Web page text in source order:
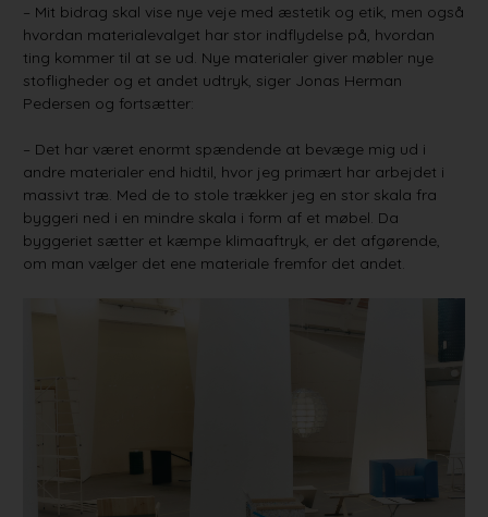
– Mit bidrag skal vise nye veje med æstetik og etik, men også
hvordan materialevalget har stor indflydelse på, hvordan
ting kommer til at se ud. Nye materialer giver møbler nye
stofligheder og et andet udtryk, siger Jonas Herman
Pedersen og fortsætter:
– Det har været enormt spændende at bevæge mig ud i
andre materialer end hidtil, hvor jeg primært har arbejdet i
massivt træ. Med de to stole trækker jeg en stor skala fra
byggeri ned i en mindre skala i form af et møbel. Da
byggeriet sætter et kæmpe klimaaftryk, er det afgørende,
om man vælger det ene materiale fremfor det andet.